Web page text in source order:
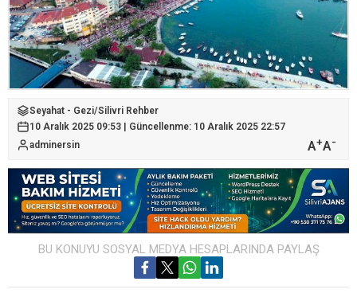
Seyahat - Gezi/Silivri Rehber
10 Aralık 2025 09:53 | Güncellenme: 10 Aralık 2025 22:57
adminersin
A+A-
BU KONUYU SOSYAL MEDYA HESAPLARINDA PAYLAŞ